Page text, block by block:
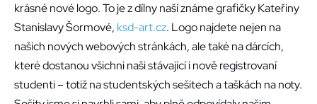
krásné nové logo. To je z dílny naší známe grafičky Kateřiny
Stanislavy Šormové, ksd-art.cz. Logo najdete nejen na
našich nových webových stránkách, ale také na dárcích,
které dostanou všichni naši stávající i nově registrovaní
studenti – totiž na studentských sešitech a taškách na noty.